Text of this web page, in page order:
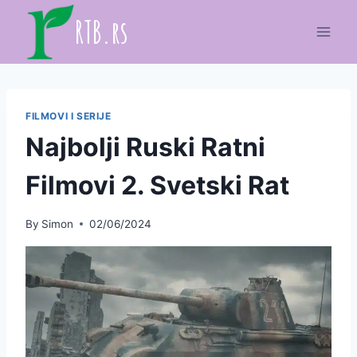
content
RTB.rs
FILMOVI I SERIJE
Najbolji Ruski Ratni
Filmovi 2. Svetski Rat
By Simon 02/06/2024